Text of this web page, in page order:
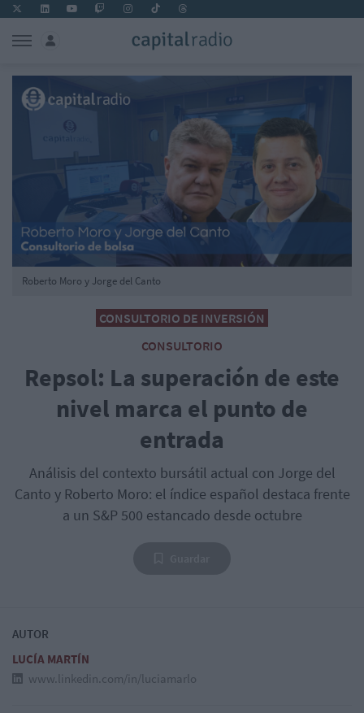
CONSULTORIO DE INVERSIÓN
CONSULTORIO
Repsol: La superación de este
nivel marca el punto de
entrada
Análisis del contexto bursátil actual con Jorge del
Canto y Roberto Moro: el índice español destaca frente
a un S&P 500 estancado desde octubre
Roberto Moro y Jorge del Canto
AUTOR
LUCÍA MARTÍN
www.linkedin.com/in/luciamarlo